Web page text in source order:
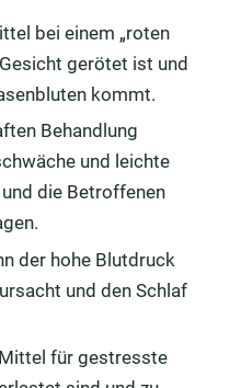
bei einem „roten
gerötet ist und
kommt.
Behandlung
und leichte
die Betroffenen
der hohe Blutdruck
und den Schlaf
für gestresste